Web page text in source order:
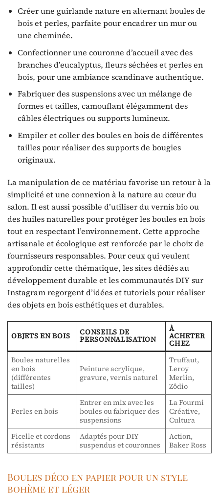
Créer une guirlande nature en alternant boules de
bois et perles, parfaite pour encadrer un mur ou
une cheminée.
Confectionner une couronne d’accueil avec des
branches d’eucalyptus, fleurs séchées et perles en
bois, pour une ambiance scandinave authentique.
Fabriquer des suspensions avec un mélange de
formes et tailles, camouflant élégamment des
câbles électriques ou supports lumineux.
Empiler et coller des boules en bois de différentes
tailles pour réaliser des supports de bougies
originaux.
La manipulation de ce matériau favorise un retour à la
simplicité et une connexion à la nature au cœur du
salon. Il est aussi possible d’utiliser du vernis bio ou
des huiles naturelles pour protéger les boules en bois
tout en respectant l’environnement. Cette approche
artisanale et écologique est renforcée par le choix de
fournisseurs responsables. Pour ceux qui veulent
approfondir cette thématique, les sites dédiés au
développement durable et les communautés DIY sur
Instagram regorgent d’idées et tutoriels pour réaliser
des objets en bois esthétiques et durables.
OBJETS EN BOIS CONSEILS DE
PERSONNALISATION
À
ACHETER
CHEZ
Boules naturelles
en bois
(différentes
tailles)
Peinture acrylique,
gravure, vernis naturel
Truffaut,
Leroy
Merlin,
Zôdio
Perles en bois
Entrer en mix avec les
boules ou fabriquer des
suspensions
La Fourmi
Créative,
Cultura
Ficelle et cordons
résistants
Adaptés pour DIY
suspendus et couronnes
Action,
Baker Ross
Boules déco en papier pour un style
bohème et léger